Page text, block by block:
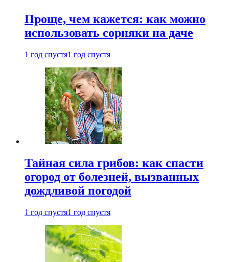
Проще, чем кажется: как можно
использовать сорняки на даче
1 год спустя1 год спустя
Тайная сила грибов: как спасти
огород от болезней, вызванных
дождливой погодой
1 год спустя1 год спустя